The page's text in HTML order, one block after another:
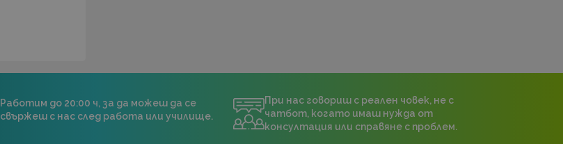
Работим до 20:00 ч, за да можеш да се
свържеш с нас след работа или училище.
При нас говориш с реален човек, не с
чатбот, когато имаш нужда от
консултация или справяне с проблем.